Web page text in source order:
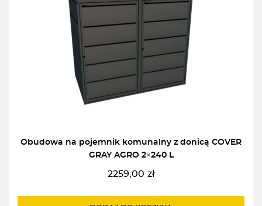
Obudowa na pojemnik komunalny z donicą COVER
GRAY AGRO 2×240 L
2259,00 zł